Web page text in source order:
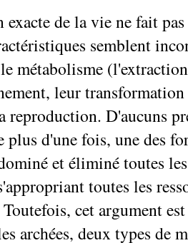
de la vie ne fait pas
semblent
métabolisme
leur
reproduction. D'aucuns
plus d'une fois, une des
et éliminé toutes
toutes les
cet argument
archées, deux types de